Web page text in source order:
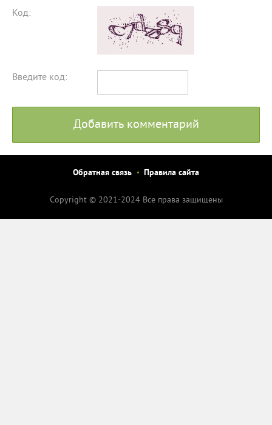
Код:
Введите код:
Добавить комментарий
Обратная связь Правила сайта
Copyright © 2021-2024 Все права защищены